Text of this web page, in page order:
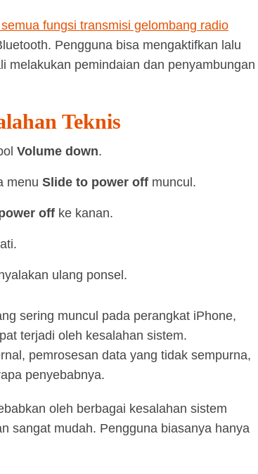
fungsi transmisi gelombang radio
Pengguna bisa mengaktifkan lalu
melakukan pemindaian dan penyambungan
Teknis
Volume down.
menu Slide to power off muncul.
off ke kanan.
ulang ponsel.
sering muncul pada perangkat iPhone,
terjadi oleh kesalahan sistem.
pemrosesan data yang tidak sempurna,
penyebabnya.
oleh berbagai kesalahan sistem
sangat mudah. Pengguna biasanya hanya